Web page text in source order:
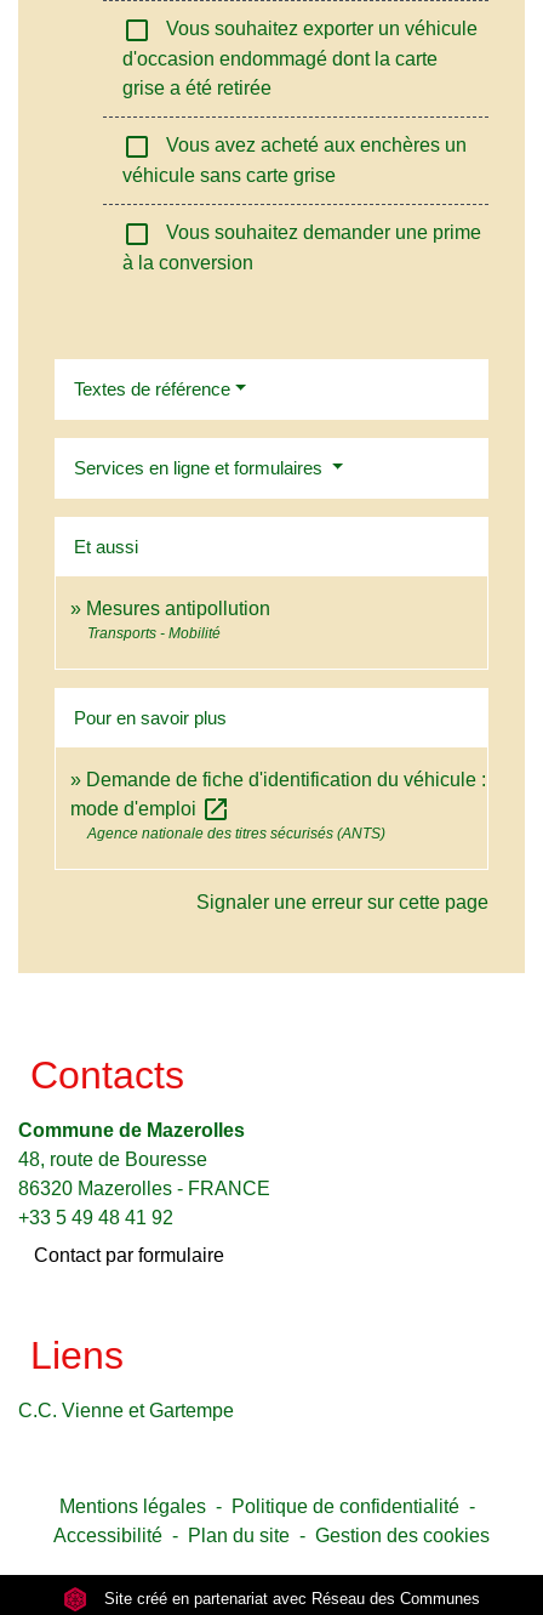
check_box_outline_blank
Vous souhaitez exporter un véhicule
d'occasion endommagé dont la carte
grise a été retirée
check_box_outline_blank
Vous avez acheté aux enchères un
véhicule sans carte grise
check_box_outline_blank
Vous souhaitez demander une prime
à la conversion
Textes de référence
Services en ligne et formulaires
Et aussi
Mesures antipollution
Transports - Mobilité
Pour en savoir plus
Demande de fiche d'identification du véhicule :
mode d'emploi open_in_new
Agence nationale des titres sécurisés (ANTS)
Signaler une erreur sur cette page
Contacts
Commune de Mazerolles
48, route de Bouresse
86320 Mazerolles - FRANCE
+33 5 49 48 41 92
Contact par formulaire
Liens
C.C. Vienne et Gartempe
Mentions légales - Politique de confidentialité -
Accessibilité - Plan du site - Gestion des cookies
Site créé en partenariat avec Réseau des Communes